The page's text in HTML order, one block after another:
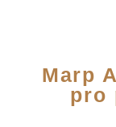
Marp
pro